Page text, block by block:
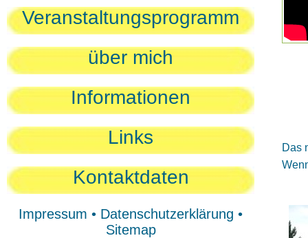
Veranstaltungsprogramm
über mich
Informationen
Links
Kontaktdaten
Impressum • Datenschutzerklärung •
Sitemap
Das